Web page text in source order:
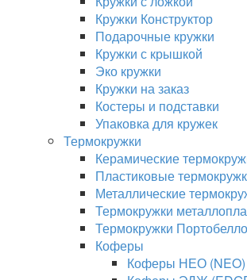
Кружки Конструктор
Подарочные кружки
Кружки с крышкой
Эко кружки
Кружки на заказ
Костеры и подставки
Упаковка для кружек
Термокружки
Керамические
Пластиковые
Металлические
Термокружки
Термокружки
Коферы
Коферы НЕО (NEO)